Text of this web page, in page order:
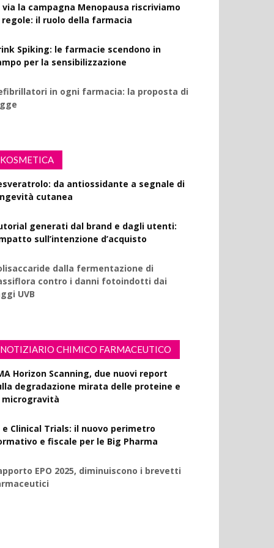
via la campagna Menopausa riscriviamo
regole: il ruolo della farmacia
Spiking: le farmacie scendono in
per la sensibilizzazione
in ogni farmacia: la proposta di
KOSMETICA
da antiossidante a segnale di
cutanea
generati dal brand e dagli utenti:
sull’intenzione d’acquisto
dalla fermentazione di
contro i danni fotoindotti dai
UVB
NOTIZIARIO CHIMICO FARMACEUTICO
Horizon Scanning, due nuovi report
degradazione mirata delle proteine e
microgravità
e Clinical Trials: il nuovo perimetro
e fiscale per le Big Pharma
EPO 2025, diminuiscono i brevetti